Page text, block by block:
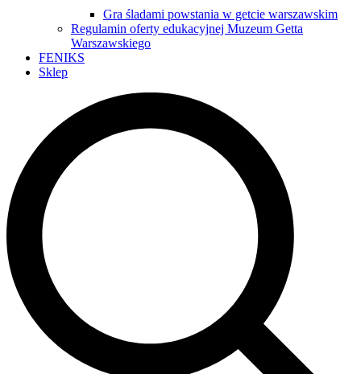
Gra śladami powstania w getcie warszawskim
Regulamin oferty edukacyjnej Muzeum Getta
Warszawskiego
FENIKS
Sklep